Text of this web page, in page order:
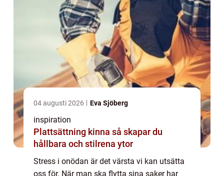
04 augusti 2026 Eva Sjöberg
inspiration
Plattsättning kinna så skapar du
hållbara och stilrena ytor
Stress i onödan är det värsta vi kan utsätta
oss för. När man ska flytta sina saker har